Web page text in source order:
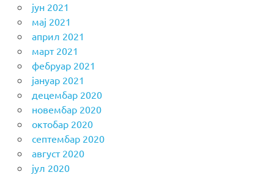
јун 2021
мај 2021
април 2021
март 2021
фебруар 2021
јануар 2021
децембар 2020
новембар 2020
октобар 2020
септембар 2020
август 2020
јул 2020